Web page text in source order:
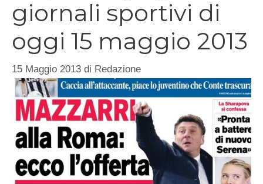
giornali sportivi di
oggi 15 maggio 2013
15 Maggio 2013 di Redazione